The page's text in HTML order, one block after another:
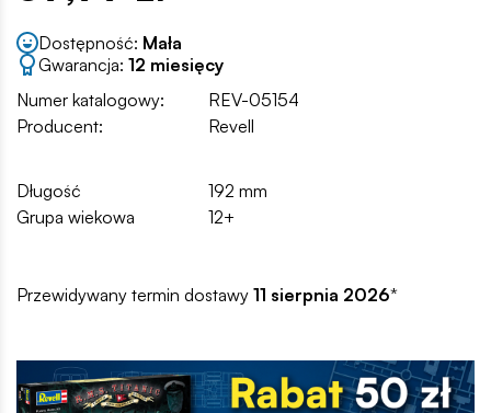
Dostępność: Mała
Gwarancja: 12 miesięcy
Numer katalogowy:
REV-05154
Producent:
Revell
Długość
192 mm
Grupa wiekowa
12+
Przewidywany termin dostawy 11 sierpnia 2026*